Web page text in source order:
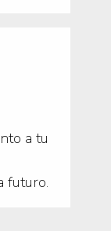
a tu
futuro.